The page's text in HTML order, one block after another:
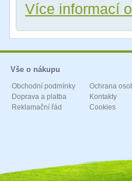
Více informací
Vše o nákupu
Obchodní podmínky
Doprava a platba
Reklamační řád
Ochrana
Kontakty
Cookies